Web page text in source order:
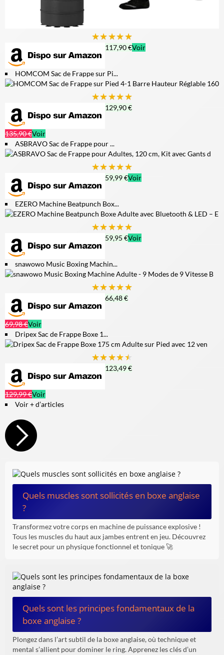
★★★★★
117,90 €Voir
HOMCOM Sac de Frappe sur Pi...
★★★★★
129,90 €
135,90 €Voir
ASBRAVO Sac de Frappe pour ...
★★★★★
59,99 €Voir
EZERO Machine Beatpunch Box...
★★★★★
59,95 €Voir
snawowo Music Boxing Machin...
★★★★★
66,48 €
69,98 €Voir
Dripex Sac de Frappe Boxe 1...
★★★★★
123,49 €
129,99 €Voir
Voir + d’articles
Quels muscles sont sollicités en boxe anglaise
?
Transformez votre corps en machine de puissance explosive !
Tous les muscles du haut aux jambes entrent en jeu. Découvrez
le secret pour un physique fonctionnel et tonique 🚀
Quels sont les principes fondamentaux de la
boxe anglaise ?
Plongez dans l’art subtil de la boxe anglaise, où technique et
mental s’allient pour dominer le ring. Apprenez les clés d’un